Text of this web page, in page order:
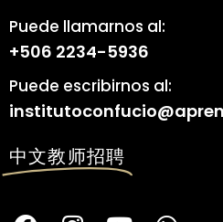
Puede llamarnos al:
+506 2234-5936
Puede escribirnos al:
中文教师招聘